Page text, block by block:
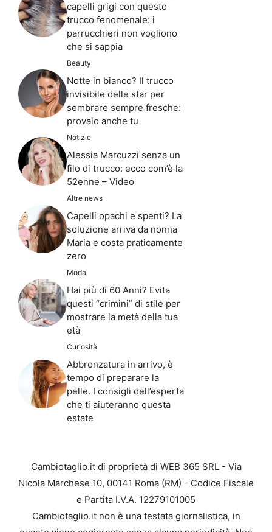
capelli grigi con questo
trucco fenomenale: i
parrucchieri non vogliono
che si sappia
Beauty
Notte in bianco? Il trucco
invisibile delle star per
sembrare sempre fresche:
provalo anche tu
Notizie
Alessia Marcuzzi senza un
filo di trucco: ecco com’è la
52enne – Video
Altre news
Capelli opachi e spenti? La
soluzione arriva da nonna
Maria e costa praticamente
zero
Moda
Hai più di 60 Anni? Evita
questi “crimini” di stile per
mostrare la metà della tua
età
Curiosità
Abbronzatura in arrivo, è
tempo di preparare la
pelle. I consigli dell’esperta
che ti aiuteranno questa
estate
Cambiotaglio.it di proprietà di WEB 365 SRL - Via
Nicola Marchese 10, 00141 Roma (RM) - Codice Fiscale
e Partita I.V.A. 12279101005
Cambiotaglio.it non è una testata giornalistica, in